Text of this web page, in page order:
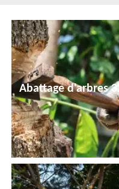
Abattage d'arbres 32